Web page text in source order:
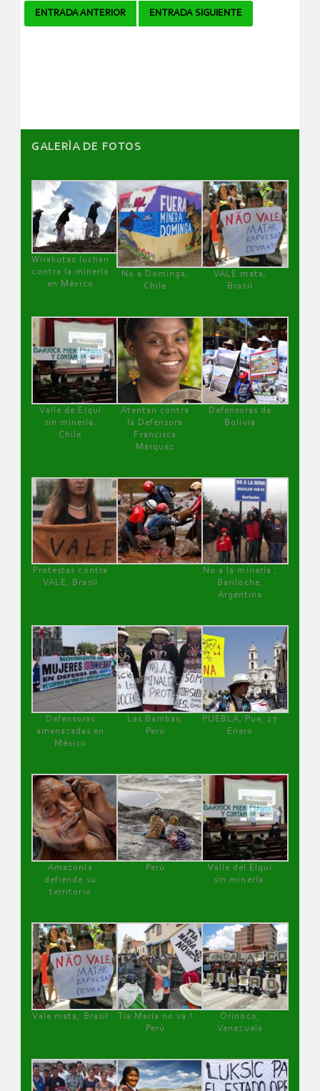
Navegador
ENTRADA ANTERIOR ENTRADA SIGUIENTE
GALERÌA DE FOTOS
Wirakutas luchan
contra la minería
en México
No a Dominga,
Chile
VALE mata,
Brasil
Valle de Elqui
sin minería.
Chile
Atentan contra
la Defensora
Francisca
Márquez
Defensoras de
Bolivia
Protestas contra
VALE, Brasil
No a la minería ,
Bariloche,
Argentina
Defensoras
amenazadas en
México
Las Bambas,
Perú
PUEBLA, Pue, 27
Enero
Amazonía
defiende su
territorio
Perú
Valle del Elqui
sin minería.
Vale mata, Brasil
Tía María no va !
Perú
Orinoco,
Venezuela